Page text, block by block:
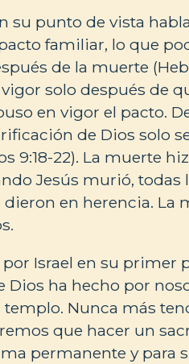
su punto de vista
familiar, lo que
de la muerte
solo después de
en vigor el pacto.
de Dios solo
9:18-22). La muerte
Jesús murió, todas
en herencia. La
Israel en su primer
Dios ha hecho por
Nunca más
que hacer un
permanente y para